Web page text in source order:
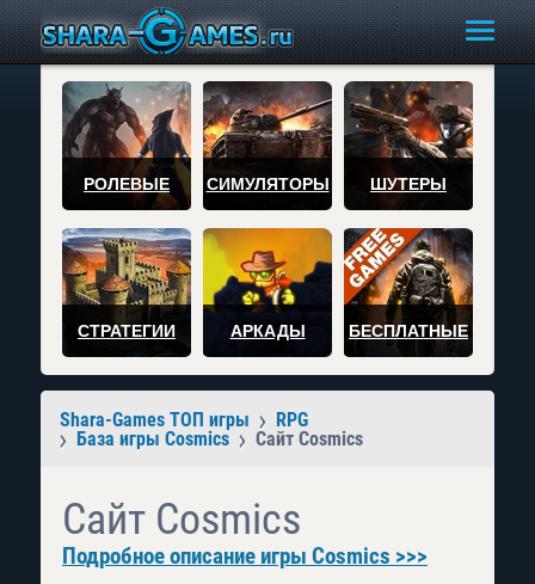
РОЛЕВЫЕ СИМУЛЯТОРЫ ШУТЕРЫ
СТРАТЕГИИ АРКАДЫ БЕСПЛАТНЫЕ
Shara-Games ТОП игры
RPG
База игры Cosmics
Сайт Cosmics
Сайт Cosmics
Подробное описание игры Cosmics >>>